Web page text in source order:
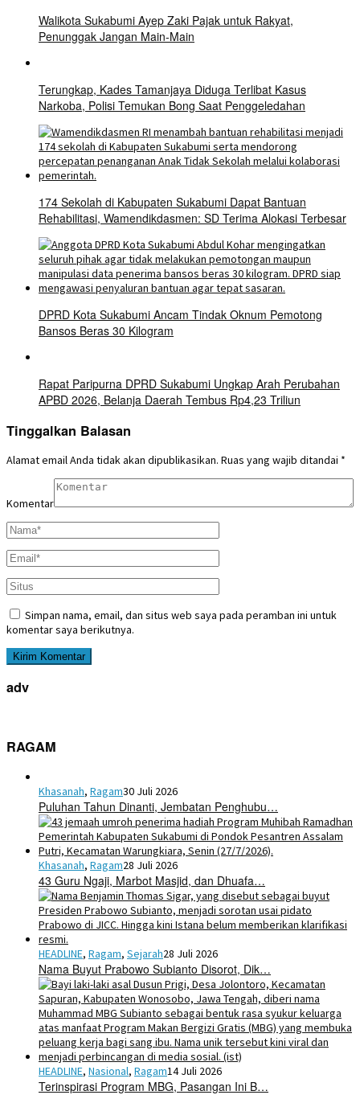
Walikota Sukabumi Ayep Zaki Pajak untuk Rakyat,
Penunggak Jangan Main-Main
Terungkap, Kades Tamanjaya Diduga Terlibat Kasus
Narkoba, Polisi Temukan Bong Saat Penggeledahan
174 Sekolah di Kabupaten Sukabumi Dapat Bantuan
Rehabilitasi, Wamendikdasmen: SD Terima Alokasi Terbesar
DPRD Kota Sukabumi Ancam Tindak Oknum Pemotong
Bansos Beras 30 Kilogram
Rapat Paripurna DPRD Sukabumi Ungkap Arah Perubahan
APBD 2026, Belanja Daerah Tembus Rp4,23 Triliun
Tinggalkan Balasan
Alamat email Anda tidak akan dipublikasikan. Ruas yang wajib ditandai *
Komentar
Simpan nama, email, dan situs web saya pada peramban ini untuk
komentar saya berikutnya.
adv
RAGAM
Khasanah, Ragam30 Juli 2026
Puluhan Tahun Dinanti, Jembatan Penghubu…
Khasanah, Ragam28 Juli 2026
43 Guru Ngaji, Marbot Masjid, dan Dhuafa…
HEADLINE, Ragam, Sejarah28 Juli 2026
Nama Buyut Prabowo Subianto Disorot, Dik…
HEADLINE, Nasional, Ragam14 Juli 2026
Terinspirasi Program MBG, Pasangan Ini B…